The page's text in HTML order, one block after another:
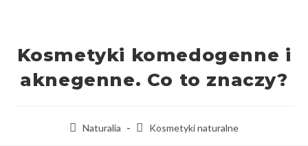
Kosmetyki komedogenne i
aknegenne. Co to znaczy?
Naturalia Kosmetyki naturalne